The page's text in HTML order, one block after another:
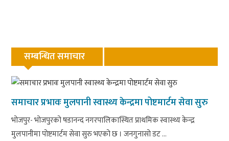
सम्बन्धित समाचार
समाचार प्रभावः मुलपानी स्वास्थ्य केन्द्रमा पोष्टमार्टम सेवा सुरु
भोजपुर- भोजपुरको षडानन्द नगरपालिकास्थित प्राथमिक स्वास्थ्य केन्द्र
मुलपानीमा पोष्टमार्टम सेवा सुरु भएको छ । जनगुनासो डट ...